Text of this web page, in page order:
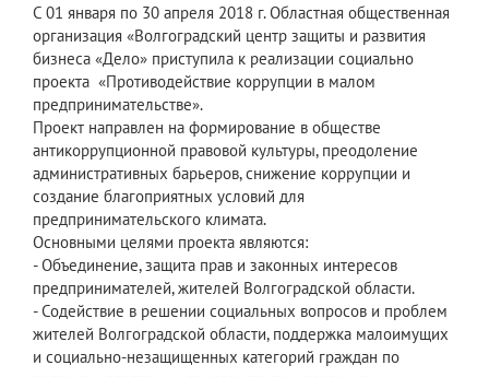
С 01 января по 30 апреля 2018 г. Областная общественная
организация «Волгоградский центр защиты и развития
бизнеса «Дело» приступила к реализации социально
проекта «Противодействие коррупции в малом
предпринимательстве».
Проект направлен на формирование в обществе
антикоррупционной правовой культуры, преодоление
административных барьеров, снижение коррупции и
создание благоприятных условий для
предпринимательского климата.
Основными целями проекта являются:
- Объединение, защита прав и законных интересов
предпринимателей, жителей Волгоградской области.
- Содействие в решении социальных вопросов и проблем
жителей Волгоградской области, поддержка малоимущих
и социально-незащищенных категорий граждан по